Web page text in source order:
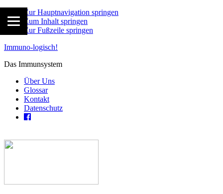
Zur Hauptnavigation springen
Zum Inhalt springen
Zur Fußzeile springen
Immuno-logisch!
Das Immunsystem
Über Uns
Glossar
Kontakt
Datenschutz